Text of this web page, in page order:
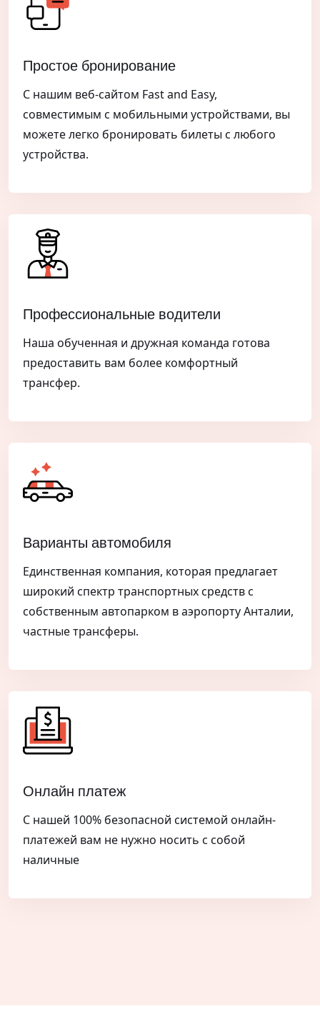
Простое бронирование
С нашим веб-сайтом Fast and Easy,
совместимым с мобильными устройствами, вы
можете легко бронировать билеты с любого
устройства.
Профессиональные водители
Наша обученная и дружная команда готова
предоставить вам более комфортный
трансфер.
Варианты автомобиля
Единственная компания, которая предлагает
широкий спектр транспортных средств с
собственным автопарком в аэропорту Анталии,
частные трансферы.
Онлайн платеж
С нашей 100% безопасной системой онлайн-
платежей вам не нужно носить с собой
наличные